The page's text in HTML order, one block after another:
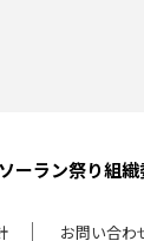
ーラン祭り組
お問い合わ